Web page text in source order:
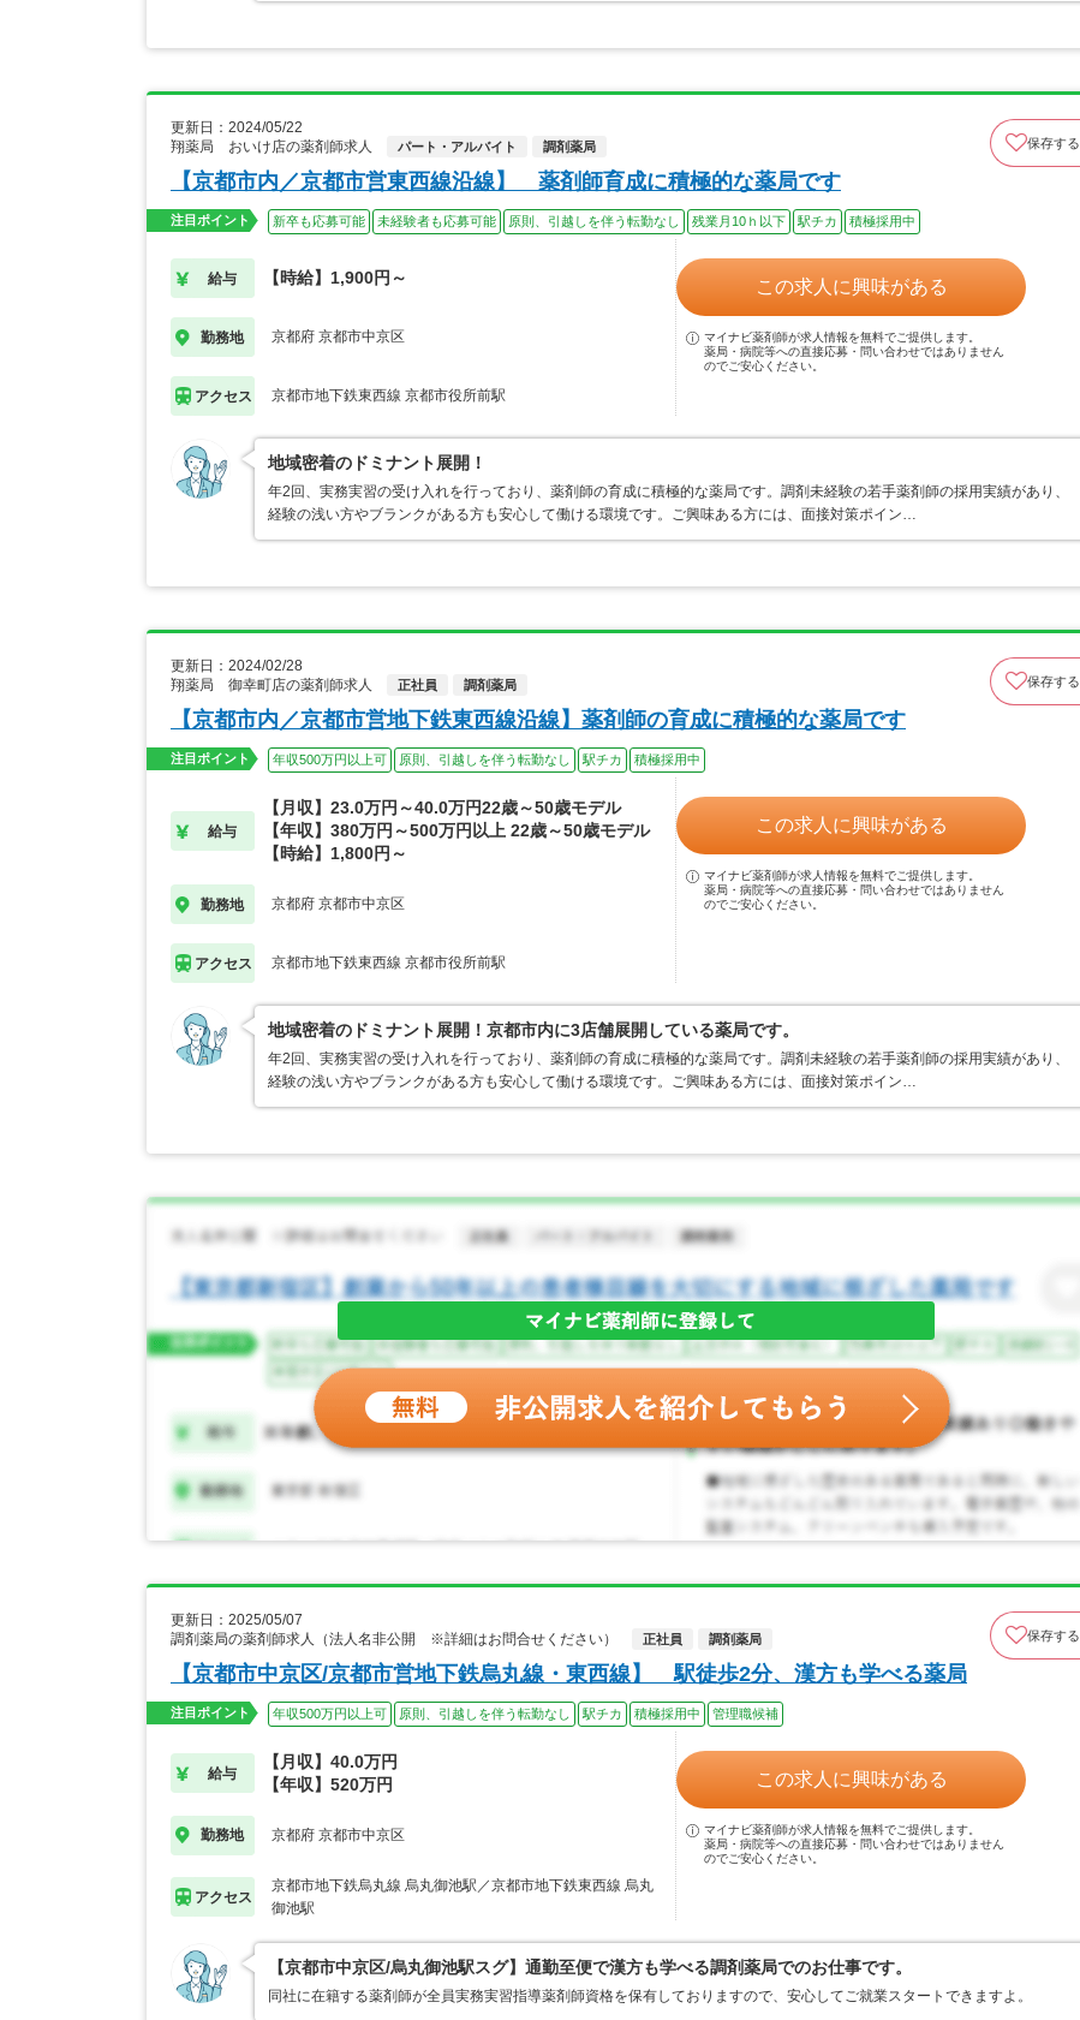
更新日：2024/05/22
翔薬局 おいけ店の薬剤師求人
パート・アルバイト 調剤薬局 保存する
【京都市内／京都市営東西線沿線】 薬剤師育成に積極的な薬局です
注目ポイント 新卒も応募可能 未経験者も応募可能 原則、引越しを伴う転勤なし 残業月10ｈ以下 駅チカ 積極採用中
給与 【時給】1,900円～
勤務地 京都府 京都市中京区
アクセス 京都市地下鉄東西線 京都市役所前駅
この求人に興味がある
マイナビ薬剤師が求人情報を無料でご提供します。
薬局・病院等への直接応募・問い合わせではありません
のでご安心ください。
地域密着のドミナント展開！
年2回、実務実習の受け入れを行っており、薬剤師の育成に積極的な薬局です。調剤未経験の若手薬剤師の採用実績があり、
経験の浅い方やブランクがある方も安心して働ける環境です。ご興味ある方には、面接対策ポイン…
更新日：2024/02/28
翔薬局 御幸町店の薬剤師求人
正社員 調剤薬局 保存する
【京都市内／京都市営地下鉄東西線沿線】薬剤師の育成に積極的な薬局です
注目ポイント 年収500万円以上可 原則、引越しを伴う転勤なし 駅チカ 積極採用中
給与
【月収】23.0万円～40.0万円22歳～50歳モデル
【年収】380万円～500万円以上 22歳～50歳モデル
【時給】1,800円～
勤務地 京都府 京都市中京区
アクセス 京都市地下鉄東西線 京都市役所前駅
この求人に興味がある
マイナビ薬剤師が求人情報を無料でご提供します。
薬局・病院等への直接応募・問い合わせではありません
のでご安心ください。
地域密着のドミナント展開！京都市内に3店舗展開している薬局です。
年2回、実務実習の受け入れを行っており、薬剤師の育成に積極的な薬局です。調剤未経験の若手薬剤師の採用実績があり、
経験の浅い方やブランクがある方も安心して働ける環境です。ご興味ある方には、面接対策ポイン…
更新日：2025/05/07
調剤薬局の薬剤師求人（法人名非公開 ※詳細はお問合せください）
正社員 調剤薬局 保存する
【京都市中京区/京都市営地下鉄烏丸線・東西線】 駅徒歩2分、漢方も学べる薬局
注目ポイント 年収500万円以上可 原則、引越しを伴う転勤なし 駅チカ 積極採用中 管理職候補
給与
【月収】40.0万円
【年収】520万円
勤務地 京都府 京都市中京区
アクセス
京都市地下鉄烏丸線 烏丸御池駅／京都市地下鉄東西線 烏丸
御池駅
この求人に興味がある
マイナビ薬剤師が求人情報を無料でご提供します。
薬局・病院等への直接応募・問い合わせではありません
のでご安心ください。
【京都市中京区/烏丸御池駅スグ】通勤至便で漢方も学べる調剤薬局でのお仕事です。
同社に在籍する薬剤師が全員実務実習指導薬剤師資格を保有しておりますので、安心してご就業スタートできますよ。